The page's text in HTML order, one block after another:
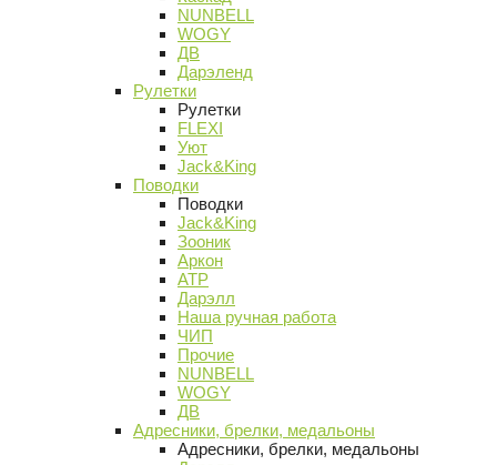
NUNBELL
WOGY
ДВ
Дарэленд
Рулетки
Рулетки
FLEXI
Уют
Jack&King
Поводки
Поводки
Jack&King
Зооник
Аркон
АТР
Дарэлл
Наша ручная работа
ЧИП
Прочие
NUNBELL
WOGY
ДВ
Адресники, брелки, медальоны
Адресники, брелки, медальоны